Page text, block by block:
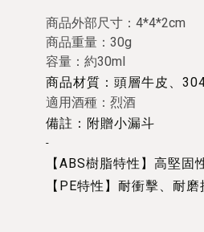
商品外部尺寸：4*4*2cm
商品重量：30g
容量 ：約30ml
商品材質：頭層牛皮、
適用酒種：烈酒
備註：附贈小漏斗
-
【ABS樹脂特性】高堅
【PE特性】耐衝擊、耐